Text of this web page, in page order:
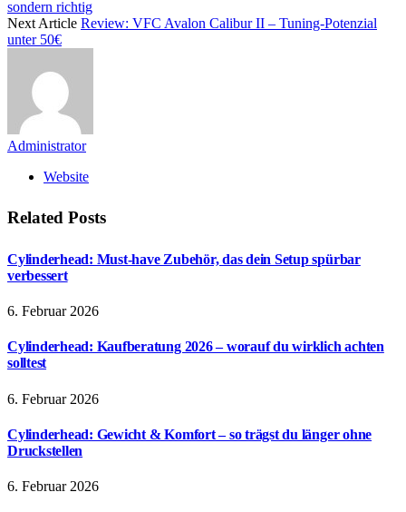
sondern richtig
Next Article Review: VFC Avalon Calibur II – Tuning-Potenzial
unter 50€
Administrator
Website
Related Posts
Cylinderhead: Must-have Zubehör, das dein Setup spürbar
verbessert
6. Februar 2026
Cylinderhead: Kaufberatung 2026 – worauf du wirklich achten
solltest
6. Februar 2026
Cylinderhead: Gewicht & Komfort – so trägst du länger ohne
Druckstellen
6. Februar 2026